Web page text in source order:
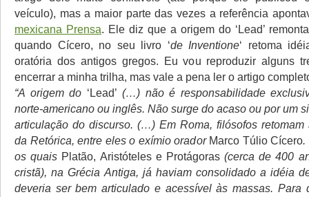
veículo), mas a maior parte das vezes a referência
mexicana Prensa. Ele diz que a origem do ‘Lead’
quando Cícero, no seu livro ‘de Inventione‘ retoma
oratória dos antigos gregos. Eu vou reproduzir alguns
encerrar a minha trilha, mas vale a pena ler o artigo
“A origem do ‘Lead’ (…) não é responsabilidade
norte-americano ou inglês. Não surge do acaso ou por um
articulação do discurso. (…) Em Roma, filósofos retomam
da Retórica, entre eles o exímio orador Marco Túlio Cícero.
os quais Platão, Aristóteles e Protágoras(cerca de 400
cristã), na Grécia Antiga, já haviam consolidado a idéia
deveria ser bem articulado e acessível às massas. Para